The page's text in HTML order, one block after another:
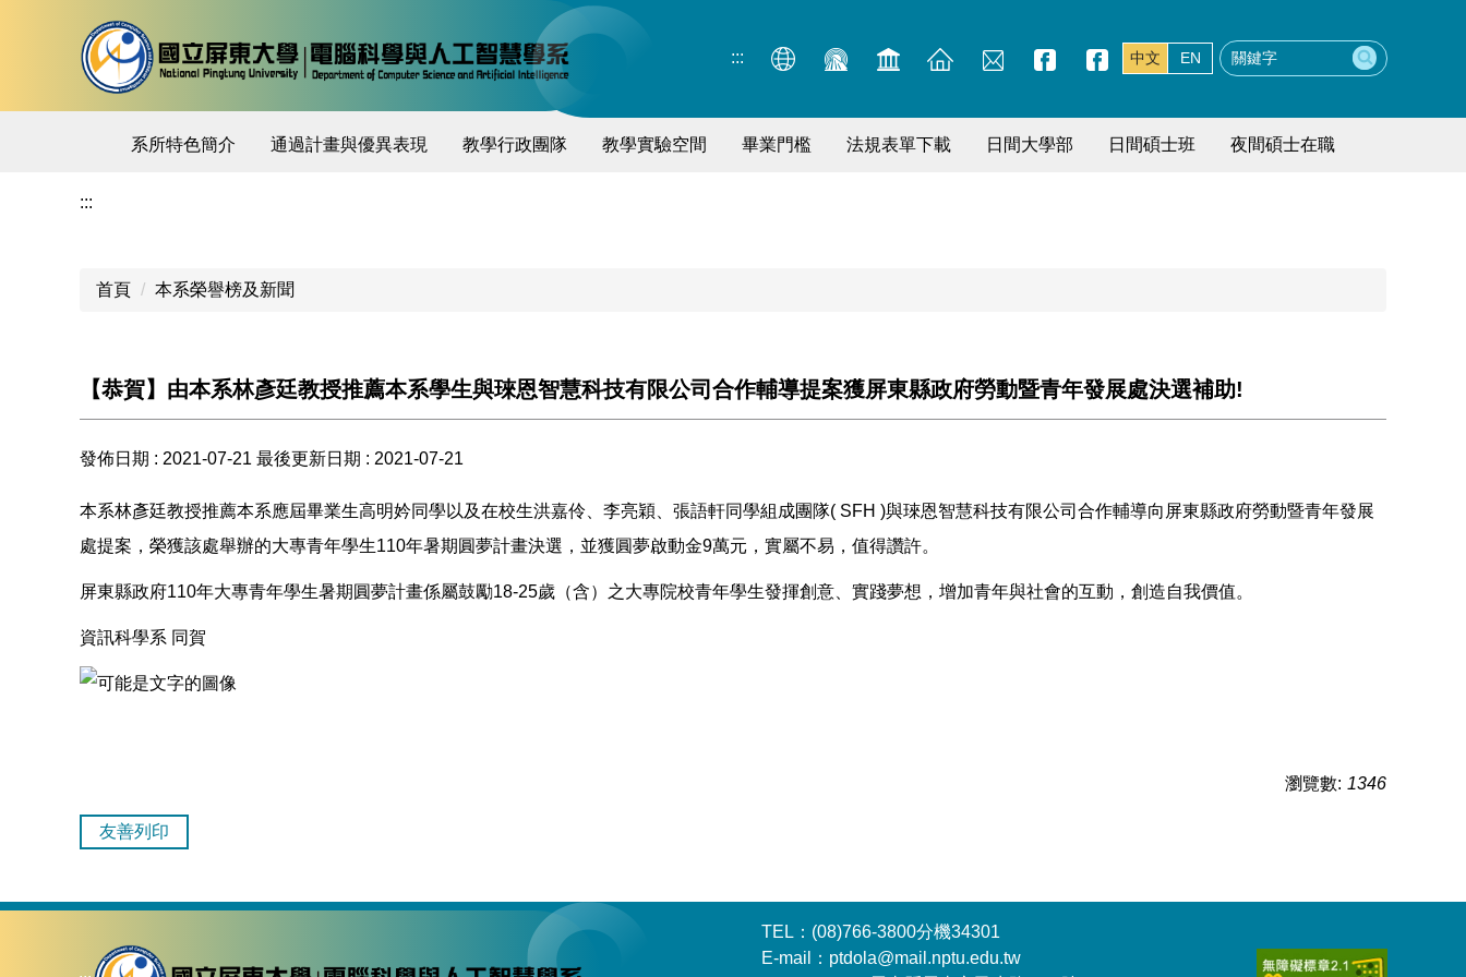
::: 中文 EN
系所特色簡介 通過計畫與優異表現 教學行政團隊 教學實驗空間 畢業門檻 法規表單下載 日間大學部 日間碩士班 夜間碩士在職
:::
首頁 本系榮譽榜及新聞
【恭賀】由本系林彥廷教授推薦本系學生與琜恩智慧科技有限公司合作輔導提案獲屏東縣政府勞動暨青年發展處決選補助!
發佈日期 : 2021-07-21 最後更新日期 : 2021-07-21
本系林彥廷教授推薦本系應屆畢業生高明妗同學以及在校生洪嘉伶、李亮穎、張語軒同學組成團隊( SFH )與琜恩智慧科技有限公司合作輔導向屏東縣政府勞動暨青年發展
處提案，榮獲該處舉辦的大專青年學生110年暑期圓夢計畫決選，並獲圓夢啟動金9萬元，實屬不易，值得讚許。
屏東縣政府110年大專青年學生暑期圓夢計畫係屬鼓勵18-25歲（含）之大專院校青年學生發揮創意、實踐夢想，增加青年與社會的互動，創造自我價值。
資訊科學系 同賀
瀏覽數: 1346
友善列印
TEL：(08)766-3800分機34301
E-mail：ptdola@mail.nptu.edu.tw